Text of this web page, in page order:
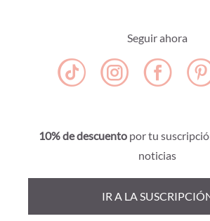
Seguir ahora
10% de descuentopor tu
noticias
IR A LA